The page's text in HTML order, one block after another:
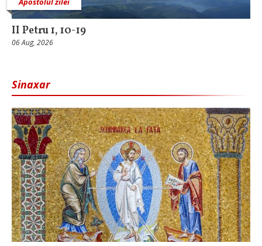
II Petru 1, 10-19
06 Aug, 2026
Sinaxar